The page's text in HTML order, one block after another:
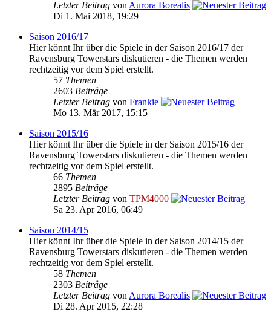
Letzter Beitrag von Aurora Borealis
Di 1. Mai 2018, 19:29
Saison 2016/17
Hier könnt Ihr über die Spiele in der Saison 2016/17 der
Ravensburg Towerstars diskutieren - die Themen werden
rechtzeitig vor dem Spiel erstellt.
57 Themen
2603 Beiträge
Letzter Beitrag von Frankie
Mo 13. Mär 2017, 15:15
Saison 2015/16
Hier könnt Ihr über die Spiele in der Saison 2015/16 der
Ravensburg Towerstars diskutieren - die Themen werden
rechtzeitig vor dem Spiel erstellt.
66 Themen
2895 Beiträge
Letzter Beitrag von TPM4000
Sa 23. Apr 2016, 06:49
Saison 2014/15
Hier könnt Ihr über die Spiele in der Saison 2014/15 der
Ravensburg Towerstars diskutieren - die Themen werden
rechtzeitig vor dem Spiel erstellt.
58 Themen
2303 Beiträge
Letzter Beitrag von Aurora Borealis
Di 28. Apr 2015, 22:28